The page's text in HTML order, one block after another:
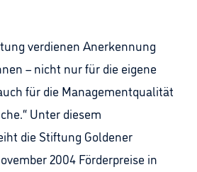
verdienen Anerkennung
– nicht nur für die eigene
für die Managementqualität
Unter diesem
die Stiftung Goldener
2004 Förderpreise in